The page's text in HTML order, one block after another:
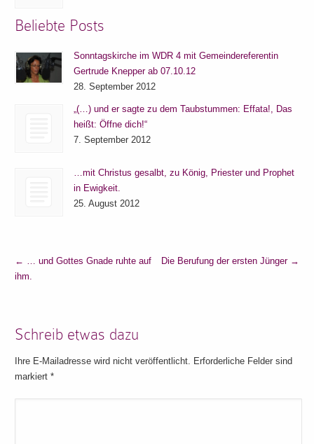
Beliebte Posts
Sonntagskirche im WDR 4 mit Gemeindereferentin
Gertrude Knepper ab 07.10.12
28. September 2012
„(…) und er sagte zu dem Taubstummen: Effata!, Das
heißt: Öffne dich!“
7. September 2012
…mit Christus gesalbt, zu König, Priester und Prophet
in Ewigkeit.
25. August 2012
←
… und Gottes Gnade ruhte auf
ihm.
Die Berufung der ersten Jünger →
Schreib etwas dazu
Ihre E-Mailadresse wird nicht veröffentlicht. Erforderliche Felder sind
markiert*